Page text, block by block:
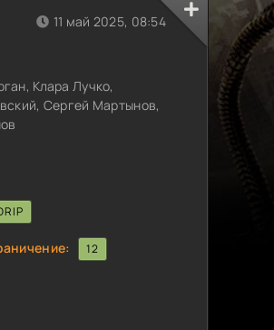
11 май 2025, 08:54
Клара Лучко,
Сергей Мартынов,
12